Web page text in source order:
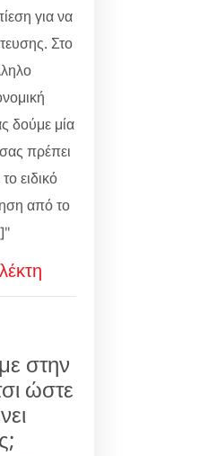
για να
Στο
δούμε μία
πρέπει
ειδικό
από το
στην
ώστε